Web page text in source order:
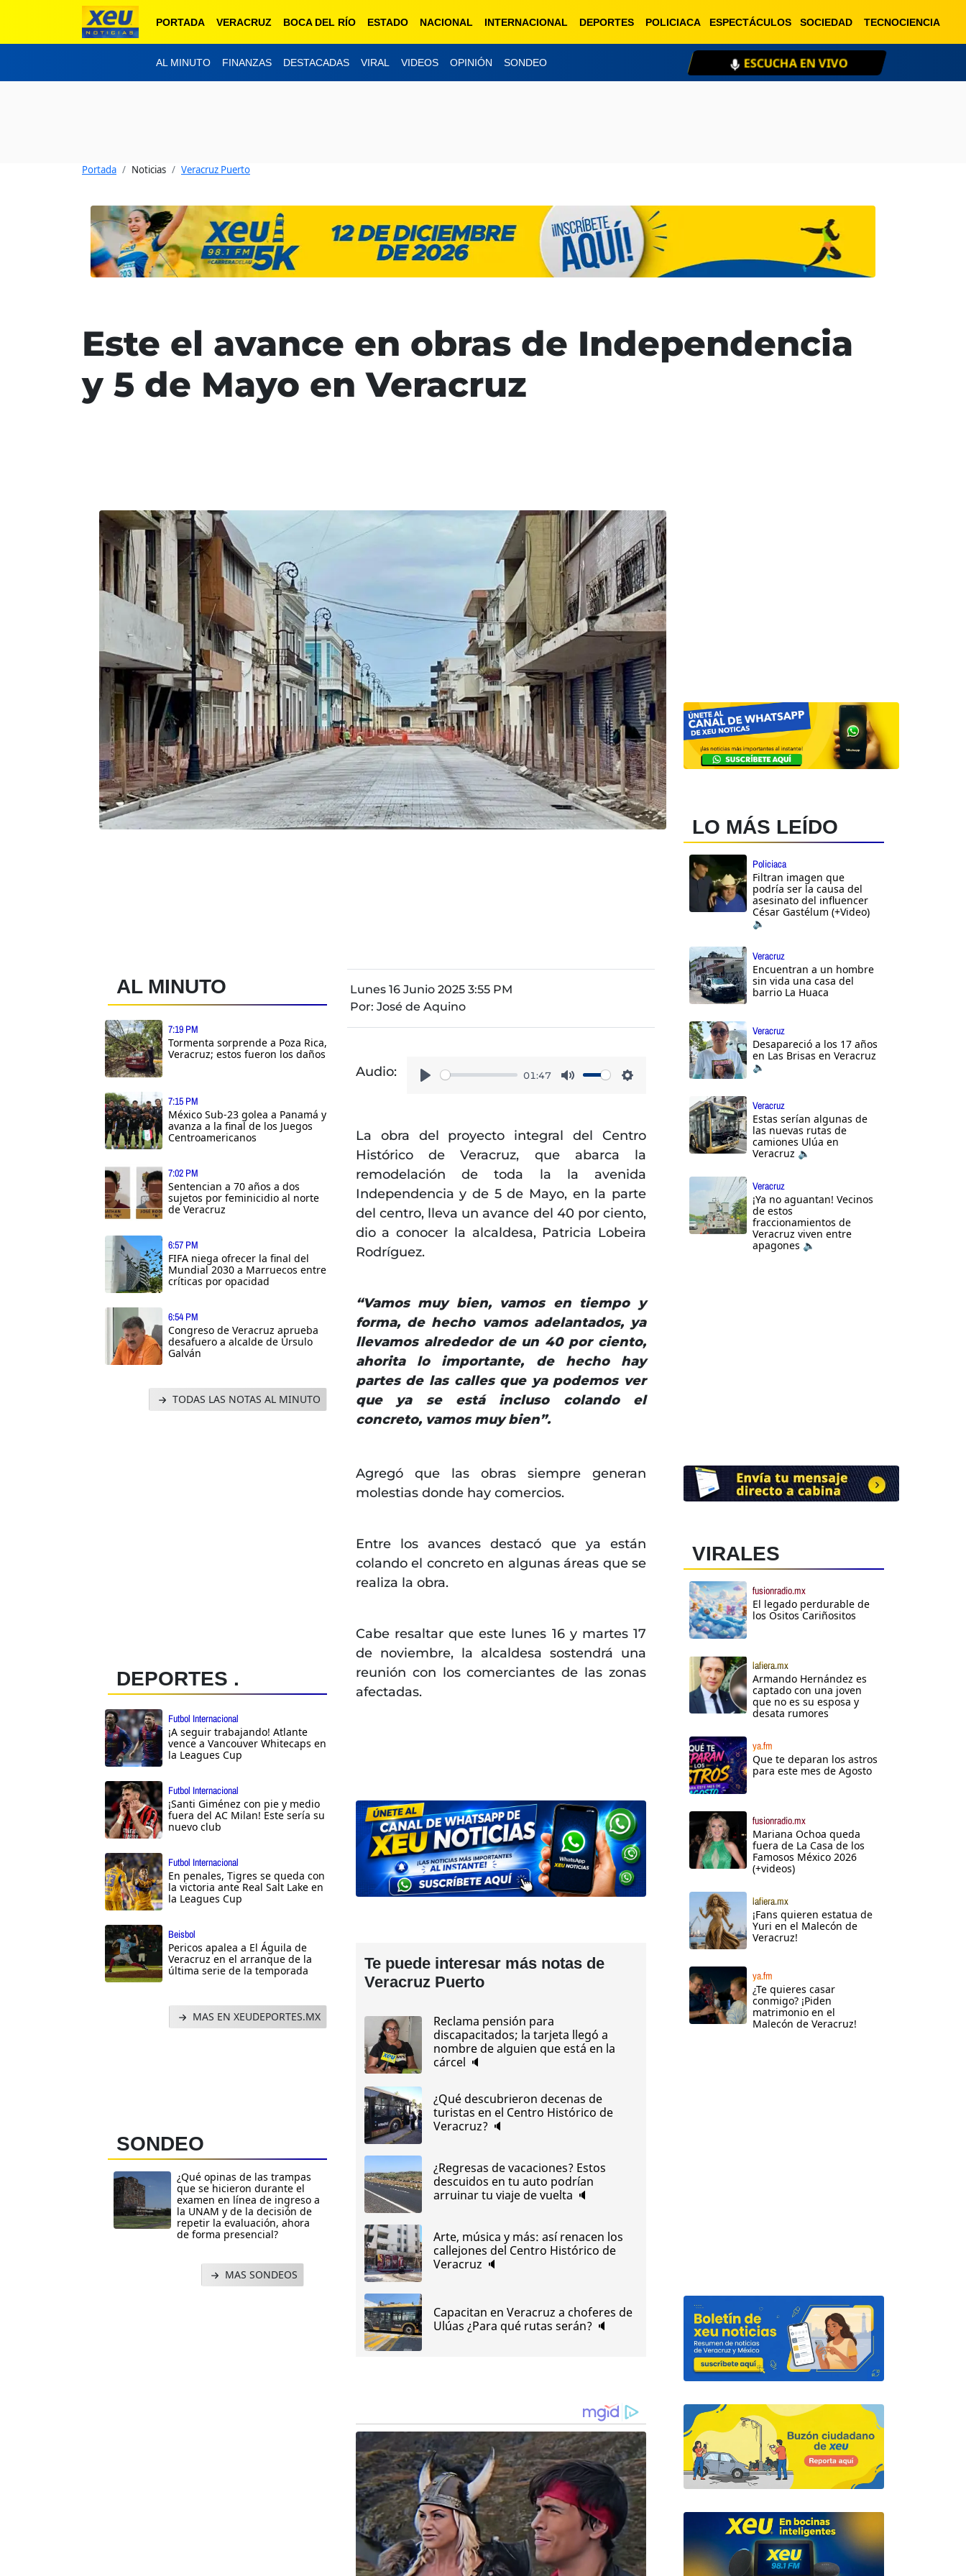
PORTADA VERACRUZ BOCA DEL RÍO ESTADO NACIONAL INTERNACIONAL DEPORTES POLICIACA ESPECTÁCULOS SOCIEDAD TECNOCIENCIA
AL MINUTO FINANZAS DESTACADAS VIRAL VIDEOS OPINIÓN SONDEO ESCUCHA EN VIVO
Portada Noticias Veracruz Puerto
Este el avance en obras de Independencia
y 5 de Mayo en Veracruz
AL MINUTO
7:19 PM
Tormenta sorprende a Poza Rica,
Veracruz; estos fueron los daños
7:15 PM
México Sub-23 golea a Panamá y
avanza a la final de los Juegos
Centroamericanos
7:02 PM
Sentencian a 70 años a dos
sujetos por feminicidio al norte
de Veracruz
6:57 PM
FIFA niega ofrecer la final del
Mundial 2030 a Marruecos entre
críticas por opacidad
6:54 PM
Congreso de Veracruz aprueba
desafuero a alcalde de Úrsulo
Galván
TODAS LAS NOTAS AL MINUTO
DEPORTES .
Futbol Internacional
¡A seguir trabajando! Atlante
vence a Vancouver Whitecaps en
la Leagues Cup
Futbol Internacional
¡Santi Giménez con pie y medio
fuera del AC Milan! Este sería su
nuevo club
Futbol Internacional
En penales, Tigres se queda con
la victoria ante Real Salt Lake en
la Leagues Cup
Beisbol
Pericos apalea a El Águila de
Veracruz en el arranque de la
última serie de la temporada
MAS EN XEUDEPORTES.MX
SONDEO
¿Qué opinas de las trampas
que se hicieron durante el
examen en línea de ingreso a
la UNAM y de la decisión de
repetir la evaluación, ahora
de forma presencial?
MAS SONDEOS
Lunes 16 Junio 2025 3:55 PM
Por: José de Aquino
Audio:
01:47
La obra del proyecto integral del Centro
Histórico de Veracruz, que abarca la
remodelación de toda la la avenida
Independencia y de 5 de Mayo, en la parte
del centro, lleva un avance del 40 por ciento,
dio a conocer la alcaldesa, Patricia Lobeira
Rodríguez.
“Vamos muy bien, vamos en tiempo y
forma, de hecho vamos adelantados, ya
llevamos alrededor de un 40 por ciento,
ahorita lo importante, de hecho hay
partes de las calles que ya podemos ver
que ya se está incluso colando el
concreto, vamos muy bien”.
Agregó que las obras siempre generan
molestias donde hay comercios.
Entre los avances destacó que ya están
colando el concreto en algunas áreas que se
realiza la obra.
Cabe resaltar que este lunes 16 y martes 17
de noviembre, la alcaldesa sostendrá una
reunión con los comerciantes de las zonas
afectadas.
Te puede interesar más notas de
Veracruz Puerto
Reclama pensión para
discapacitados; la tarjeta llegó a
nombre de alguien que está en la
cárcel 🔈
¿Qué descubrieron decenas de
turistas en el Centro Histórico de
Veracruz? 🔈
¿Regresas de vacaciones? Estos
descuidos en tu auto podrían
arruinar tu viaje de vuelta 🔈
Arte, música y más: así renacen los
callejones del Centro Histórico de
Veracruz 🔈
Capacitan en Veracruz a choferes de
Ulúas ¿Para qué rutas serán? 🔈
LO MÁS LEÍDO
Policiaca
Filtran imagen que
podría ser la causa del
asesinato del influencer
César Gastélum (+Video)
🔈
Veracruz
Encuentran a un hombre
sin vida una casa del
barrio La Huaca
Veracruz
Desapareció a los 17 años
en Las Brisas en Veracruz
🔈
Veracruz
Estas serían algunas de
las nuevas rutas de
camiones Ulúa en
Veracruz 🔈
Veracruz
¡Ya no aguantan! Vecinos
de estos
fraccionamientos de
Veracruz viven entre
apagones 🔈
VIRALES
fusionradio.mx
El legado perdurable de
los Ositos Cariñositos
lafiera.mx
Armando Hernández es
captado con una joven
que no es su esposa y
desata rumores
ya.fm
Que te deparan los astros
para este mes de Agosto
fusionradio.mx
Mariana Ochoa queda
fuera de La Casa de los
Famosos México 2026
(+videos)
lafiera.mx
¡Fans quieren estatua de
Yuri en el Malecón de
Veracruz!
ya.fm
¿Te quieres casar
conmigo? ¡Piden
matrimonio en el
Malecón de Veracruz!